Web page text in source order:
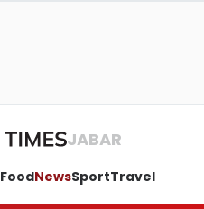
JABAR
FoodNewsSportTravel